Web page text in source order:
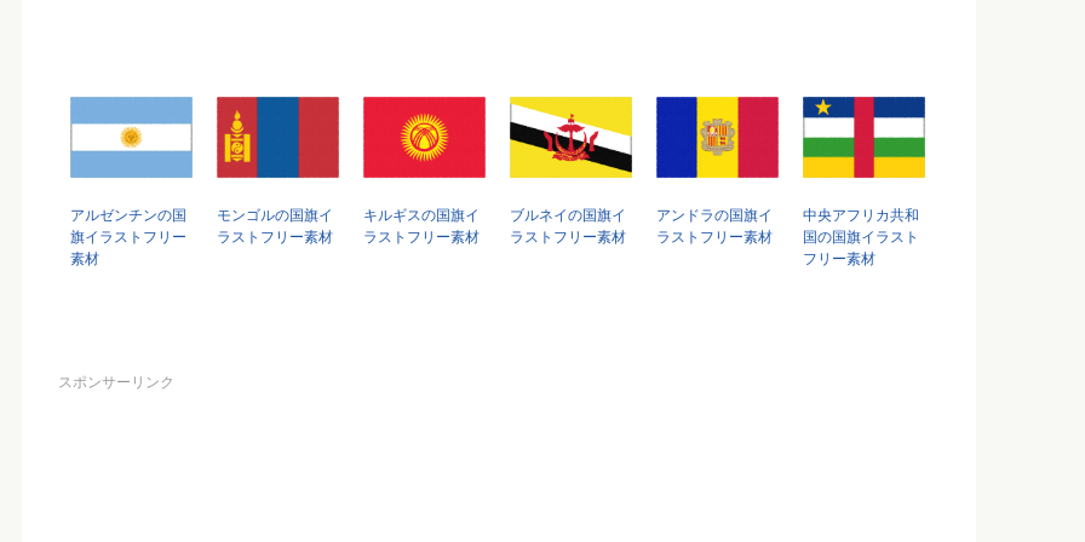
アルゼンチンの国
旗イラストフリー
素材
モンゴルの国旗イ
ラストフリー素材
キルギスの国旗イ
ラストフリー素材
ブルネイの国旗イ
ラストフリー素材
アンドラの国旗イ
ラストフリー素材
中央アフリカ共和
国の国旗イラスト
フリー素材
スポンサーリンク